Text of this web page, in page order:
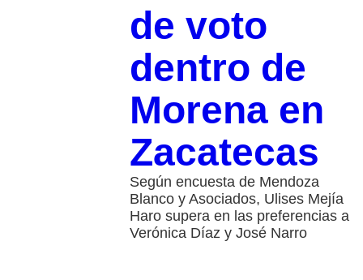
de voto
dentro de
Morena en
Zacatecas
Según encuesta de Mendoza
Blanco y Asociados, Ulises Mejía
Haro supera en las preferencias a
Verónica Díaz y José Narro